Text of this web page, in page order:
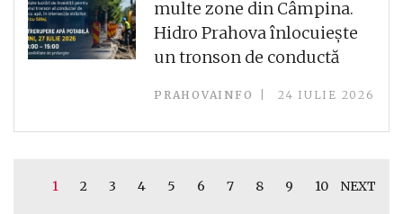
multe zone din Câmpina.
Hidro Prahova înlocuiește
un tronson de conductă
PRAHOVAINFO 24 IULIE 2026
1 2 3 4 5 6 7 8 9 10 NEXT